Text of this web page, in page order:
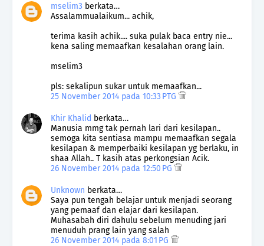
mselim3 berkata…
Assalammualaikum... achik,
terima kasih achik.... suka pulak baca entry nie...
kena saling memaafkan kesalahan orang lain.
mselim3
pls: sekalipun sukar untuk memaafkan...
25 November 2014 pada 10:33 PTG
Khir Khalid berkata…
Manusia mmg tak pernah lari dari kesilapan..
semoga kita sentiasa mampu memaafkan segala
kesilapan & memperbaiki kesilapan yg berlaku, in
shaa Allah.. T kasih atas perkongsian Acik.
26 November 2014 pada 12:50 PG
Unknown berkata…
Saya pun tengah belajar untuk menjadi seorang
yang pemaaf dan elajar dari kesilapan.
Muhasabah diri dahulu sebelum menuding jari
menuduh prang lain yang salah
26 November 2014 pada 8:01 PG